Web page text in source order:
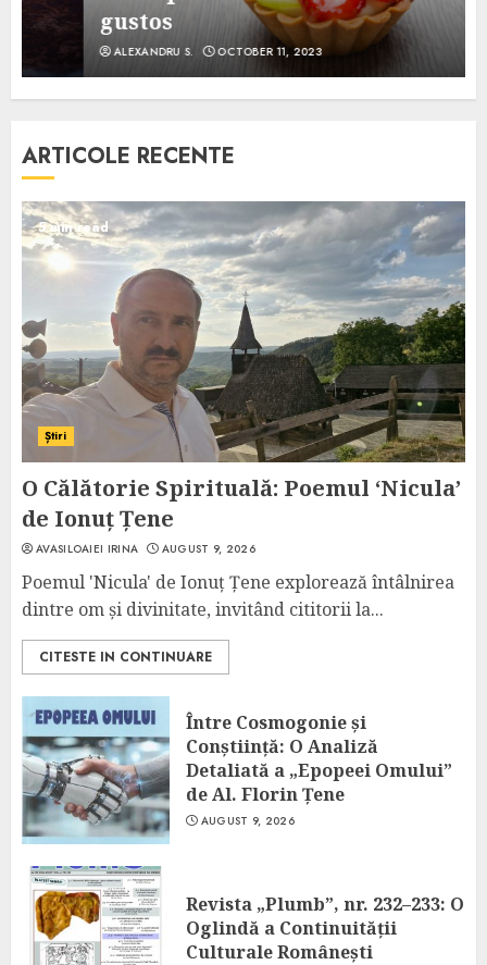
gustos
ALEXANDRU S. OCTOBER 11, 2023
ARTICOLE RECENTE
5 min read
Știri
O Călătorie Spirituală: Poemul ‘Nicula’
de Ionuț Țene
AVASILOAIEI IRINA AUGUST 9, 2026
Poemul 'Nicula' de Ionuț Țene explorează întâlnirea
dintre om și divinitate, invitând cititorii la...
CITESTE IN CONTINUARE
Între Cosmogonie și
Conștiință: O Analiză
Detaliată a „Epopeei Omului”
de Al. Florin Țene
AUGUST 9, 2026
Revista „Plumb”, nr. 232–233: O
Oglindă a Continuității
Culturale Românești